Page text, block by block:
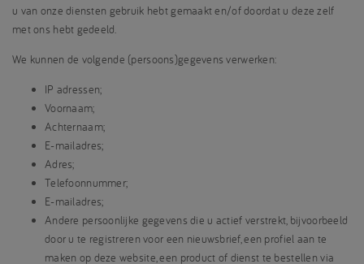
u van onze diensten gebruik hebt gemaakt en/of doordat u deze zelf
met ons hebt gedeeld.
We kunnen de volgende (persoons)gegevens verwerken:
IP adressen;
Voornaam;
Achternaam;
E-mailadres;
Adres;
Telefoonnummer;
E-mailadres;
Andere persoonlijke gegevens die u actief verstrekt, bijvoorbeeld
door u te registreren voor een nieuwsbrief, een profiel aan te
maken op deze website, een product of dienst te bestellen via